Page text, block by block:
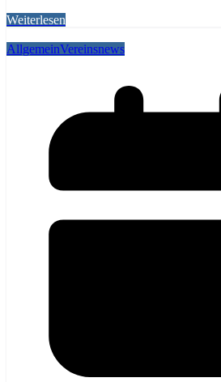
Weiterlesen
AllgemeinVereinsnews